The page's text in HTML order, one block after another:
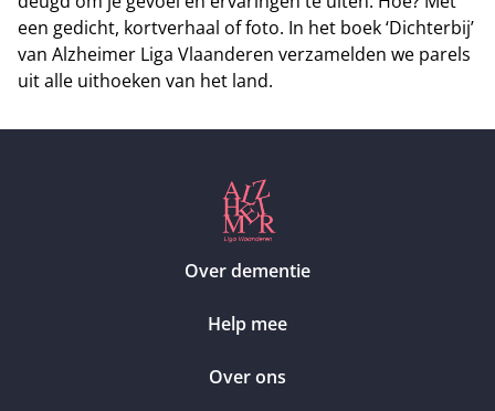
een gedicht, kortverhaal of foto. In het boek ‘Dichterbij’
van Alzheimer Liga Vlaanderen verzamelden we parels
uit alle uithoeken van het land.
Over dementie
Help mee
Over ons